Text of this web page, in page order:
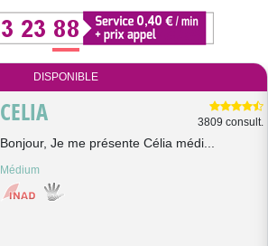
DISPONIBLE
CELIA 3809 consult.
Bonjour, Je me présente Célia médi...
Médium